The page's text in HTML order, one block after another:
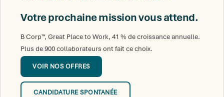
Votre prochaine mission vous attend.
B Corp™, Great Place to Work, 41 % de croissance annuelle.
Plus de 900 collaborateurs ont fait ce choix.
VOIR NOS OFFRES
CANDIDATURE SPONTANÉE